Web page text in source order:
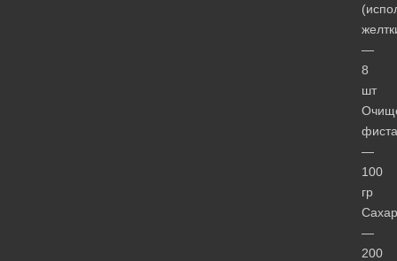
—
8
шт
—
100
гр
Сахар
—
200